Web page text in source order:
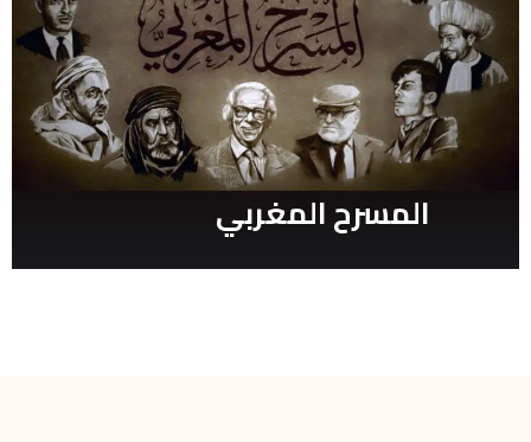
المسرح المغربي